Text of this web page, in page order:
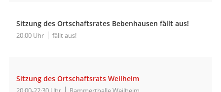
Sitzung des Ortschaftsrates Bebenhausen fällt aus!
20:00 Uhr fällt aus!
Sitzung des Ortschaftsrats Weilheim